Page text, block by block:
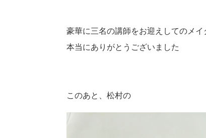
豪華に三名の講師をお迎えしてのメ
本当にありがとうございました
このあと、松村の